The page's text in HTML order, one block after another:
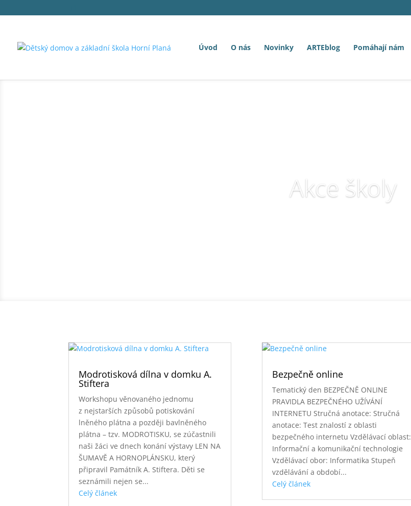
Úvod O nás Novinky ARTEblog Pomáhají nám
Akce školy
Modrotisková dílna v domku A.
Stiftera
Workshopu věnovaného jednomu
z nejstarších způsobů potiskování
lněného plátna a později bavlněného
plátna – tzv. MODROTISKU, se zúčastnili
naši žáci ve dnech konání výstavy LEN NA
ŠUMAVĚ A HORNOPLÁNSKU, který
připravil Památník A. Stiftera. Děti se
seznámili nejen se...
Celý článek
Bezpečně online
Tematický den BEZPEČNĚ ONLINE
PRAVIDLA BEZPEČNÉHO UŽÍVÁNÍ
INTERNETU Stručná anotace: Stručná
anotace: Test znalostí z oblasti
bezpečného internetu Vzdělávací oblast:
Informační a komunikační technologie
Vzdělávací obor: Informatika Stupeň
vzdělávání a období...
Celý článek